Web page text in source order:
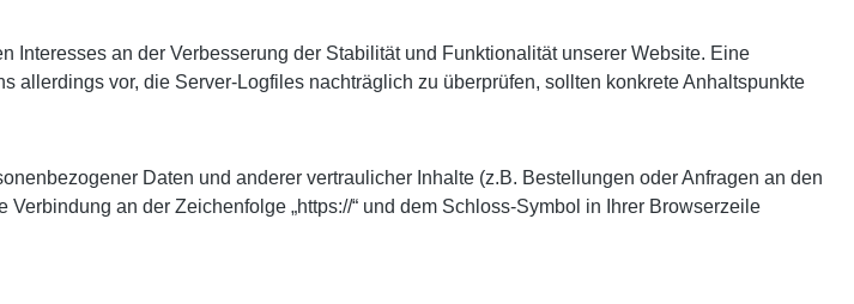
Interesses an der Verbesserung der Stabilität und Funktionalität unserer Website. Eine
vor, die Server-Logfiles nachträglich zu überprüfen, sollten konkrete Anhaltspunkte
Daten und anderer vertraulicher Inhalte (z.B. Bestellungen oder Anfragen an den
an der Zeichenfolge „https://“ und dem Schloss-Symbol in Ihrer Browserzeile